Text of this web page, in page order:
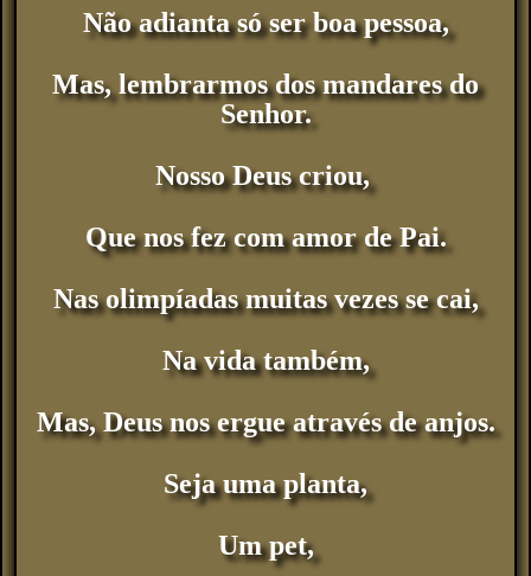
Não adianta só ser boa pessoa,
Mas, lembrarmos dos mandares do
Senhor.
Nosso Deus criou,
Que nos fez com amor de Pai.
Nas olimpíadas muitas vezes se cai,
Na vida também,
Mas, Deus nos ergue através de anjos.
Seja uma planta,
Um pet,